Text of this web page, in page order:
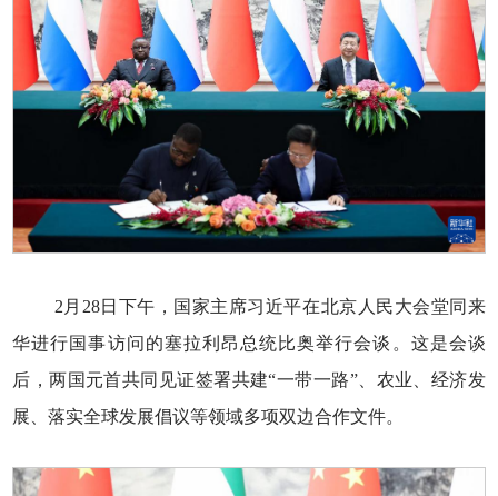
2月28日下午，国家主席习近平在北京人民大会堂同来
华进行国事访问的塞拉利昂总统比奥举行会谈。这是会谈
后，两国元首共同见证签署共建“一带一路”、农业、经济发
展、落实全球发展倡议等领域多项双边合作文件。